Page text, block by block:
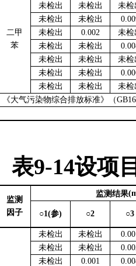
二甲
苯
未检出 未检出
未检
未检出 未检出
未检出 0.002 未检
未检出 未检出
未检出 未检出
未检
未检出 未检出
未检出 未检出
未检
《大气污染物综合排放标准》（
表9-14设项
监测
因子
监测结果
○1(参) ○2 ○3
未检出 未检出
未检出 未检出
未检出 0.001